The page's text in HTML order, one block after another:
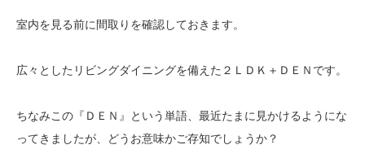
室内を見る前に間取りを確認しておきます。
広々としたリビングダイニングを備えた２ＬＤＫ＋ＤＥＮです。
ちなみこの『ＤＥＮ』という単語、最近たまに見かけるようにな
ってきましたが、どうお意味かご存知でしょうか？